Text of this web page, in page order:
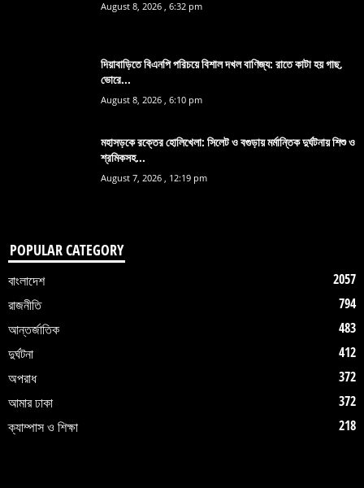
August 8, 2026 , 6:32 pm
দিয়াবাড়িতে বিএনপি পরিচয়ে বিশাল দখল বাণিজ্য: রাতে কাটা হয় গাছ,
ভোরে...
August 8, 2026 , 6:10 pm
মহাসড়কে রক্তের হোলিখেলা: সিলেট ও বগুড়ায় মর্মান্তিক দুর্ঘটনায় শিশু ও
শ্রমিকসহ...
August 7, 2026 , 12:19 pm
POPULAR CATEGORY
বাংলাদেশ
2057
রাজনীতি
794
আন্তর্জাতিক
483
দুর্ঘটনা
412
অপরাধ
372
আমার ঢাকা
372
ক্যাম্পাস ও শিক্ষা
218